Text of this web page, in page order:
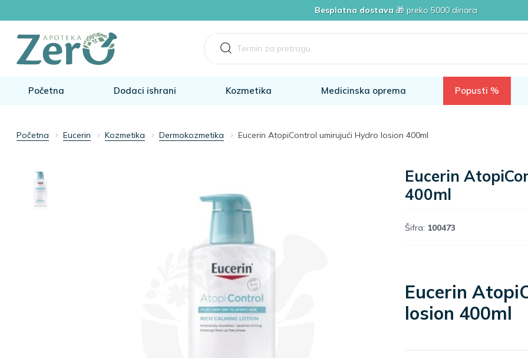
Besplatna dostava🎁 preko 5000 dinara
Početna Dodaci ishrani Kozmetika Medicinska oprema Popusti %
Početna Eucerin Kozmetika Dermokozmetika Eucerin AtopiControl umirujući Hydro losion 400ml
Eucerin
400ml
Šifra: 100473
Eucerin
losion 400ml